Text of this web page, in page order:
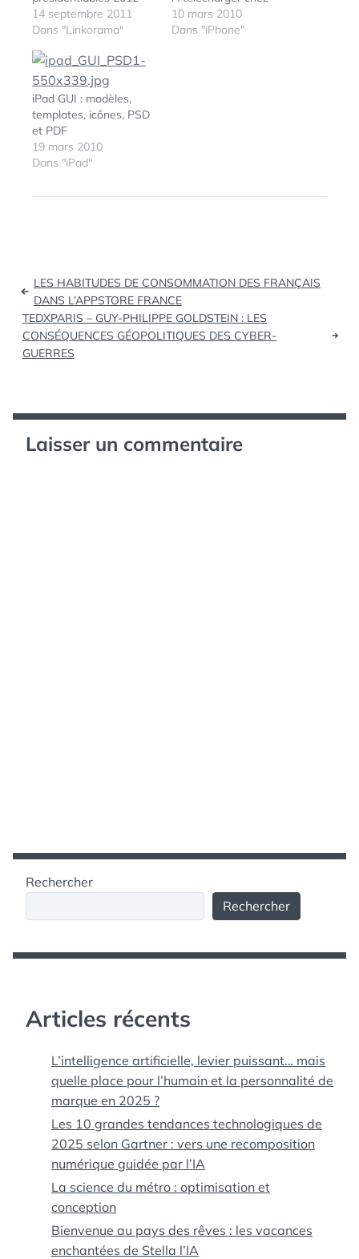
sur Internet | E-
Reputation.org (tags: e-
présidentielles)
Moleskine launches its
Star Wars notebook,
with one badass
origami TIE fighter
space battle (tags:
starwars Moleskine)
14 septembre 2011
Dans "Linkorama"
teehan+lax.
10 mars 2010
Dans "iPhone"
iPad GUI : modèles,
templates, icônes, PSD
et PDF
19 mars 2010
Dans "iPad"
Navigation
de
l’article
LES HABITUDES DE CONSOMMATION DES FRANÇAIS
DANS L’APPSTORE FRANCE
TEDXPARIS – GUY-PHILIPPE GOLDSTEIN : LES
CONSÉQUENCES GÉOPOLITIQUES DES CYBER-
GUERRES
Laisser un commentaire
Rechercher
Rechercher
Articles récents
L’intelligence artificielle, levier puissant… mais
quelle place pour l’humain et la personnalité de
marque en 2025 ?
Les 10 grandes tendances technologiques de
2025 selon Gartner : vers une recomposition
numérique guidée par l’IA
La science du métro : optimisation et
conception
Bienvenue au pays des rêves : les vacances
enchantées de Stella l’IA